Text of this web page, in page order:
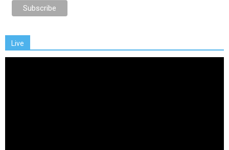
Live